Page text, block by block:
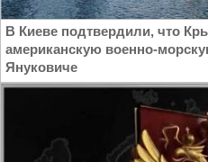
В Киеве подтвердили, что
американскую военно-
Януковиче